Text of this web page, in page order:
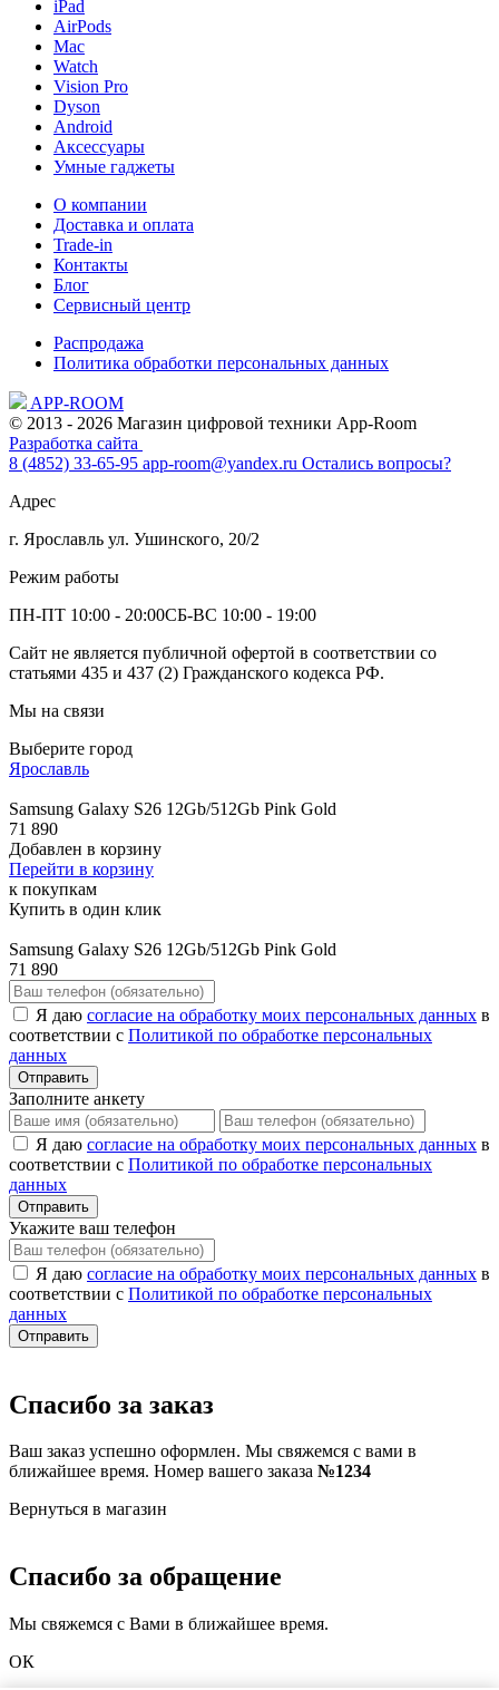
iPad
AirPods
Mac
Watch
Vision Pro
Dyson
Android
Аксессуары
Умные гаджеты
О компании
Доставка и оплата
Trade-in
Контакты
Блог
Сервисный центр
Распродажа
Политика обработки персональных данных
APP-ROOM
© 2013 - 2026 Магазин цифровой техники App-Room
Разработка сайта
8 (4852) 33-65-95 app-room@yandex.ru Остались вопросы?
Адрес
г. Ярославль ул. Ушинского, 20/2
Режим работы
ПН-ПТ 10:00 - 20:00СБ-ВС 10:00 - 19:00
Сайт не является публичной офертой в соответствии со
статьями 435 и 437 (2) Гражданского кодекса РФ.
Мы на связи
Выберите город
Ярославль
Samsung Galaxy S26 12Gb/512Gb Pink Gold
71 890
Добавлен в корзину
Перейти в корзину
к покупкам
Купить в один клик
Samsung Galaxy S26 12Gb/512Gb Pink Gold
71 890
Я даю согласие на обработку моих персональных данных в
соответствии с Политикой по обработке персональных
данных
Отправить
Заполните анкету
Я даю согласие на обработку моих персональных данных в
соответствии с Политикой по обработке персональных
данных
Отправить
Укажите ваш телефон
Я даю согласие на обработку моих персональных данных в
соответствии с Политикой по обработке персональных
данных
Отправить
Спасибо за заказ
Ваш заказ успешно оформлен. Мы свяжемся с вами в
ближайшее время. Номер вашего заказа №1234
Вернуться в магазин
Спасибо за обращение
Мы свяжемся с Вами в ближайшее время.
ОК